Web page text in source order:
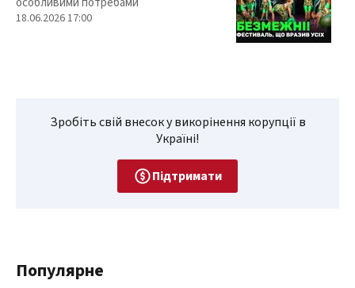
18.06.2026 17:00
Зробіть свій внесок у викорінення корупції в
Україні!
Підтримати
Популярне